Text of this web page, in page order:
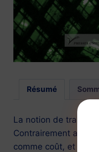
Résumé
La notion de travail
Contrairement aux
comme coût, et non